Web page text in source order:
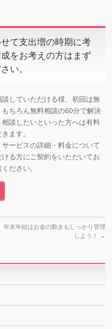
て支出増の時期に考
をお考えの方はまず
い。
していただける様、初回は無
ちろん無料相談の60分で解決
談したいといった方へは有料
ます。
ービスの詳細・料金について
る方にご契約をいただいてお
ださい。
年末年始はお金の動きもしっかり管理
しよう！
→